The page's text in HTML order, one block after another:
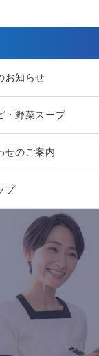
お知らせ
・野菜スープ
せのご案内
プ